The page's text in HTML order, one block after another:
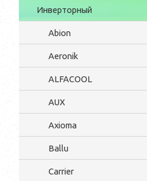
Инверторный
Abion
Aeronik
ALFACOOL
AUX
Axioma
Ballu
Carrier